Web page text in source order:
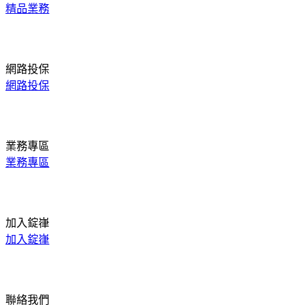
精品業務
網路投保
網路投保
業務專區
業務專區
加入錠嵂
加入錠嵂
聯絡我們